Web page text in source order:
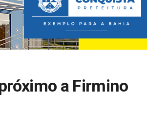
a Firmino